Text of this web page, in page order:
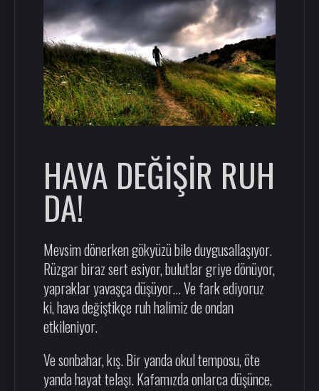
HAVA DEĞİŞİR RUH
DA!
Mevsim dönerken gökyüzü bile duygusallaşıyor.
Rüzgar biraz sert esiyor, bulutlar griye dönüyor,
yapraklar yavaşça düşüyor… Ve fark ediyoruz
ki, hava değiştikçe ruh halimiz de ondan
etkileniyor.
Ve sonbahar, kış. Bir yanda okul temposu, öte
yanda hayat telaşı. Kafamızda onlarca düşünce,